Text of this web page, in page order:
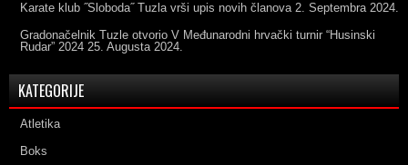
Karate klub ˝Sloboda˝ Tuzla vrši upis novih članova 2. Septembra 2024.
Gradonačelnik Tuzle otvorio V Međunarodni hrvački turnir “Husinski
Rudar” 2024 25. Augusta 2024.
KATEGORIJE
Atletika
Boks